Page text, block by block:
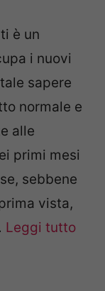
è un
i nuovi
sapere
normale e
alle
primi mesi
sebbene
vista,
Leggi tutto